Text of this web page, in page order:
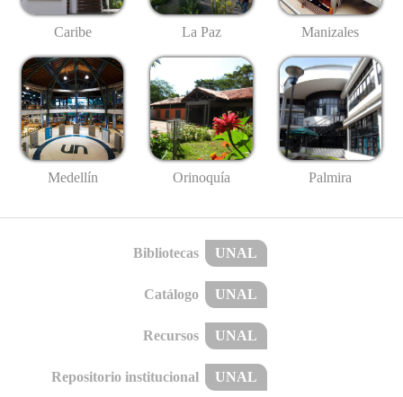
Caribe La Paz Manizales
Medellín Orinoquía Palmira
Bibliotecas UNAL
Catálogo UNAL
Recursos UNAL
Repositorio institucional UNAL